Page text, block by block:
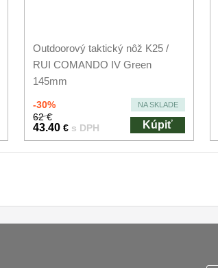
Outdoorový taktický nôž K25 /
RUI COMANDO IV Green
145mm
-30% NA SKLADE
62 €
43.40 € s DPH Kúpiť